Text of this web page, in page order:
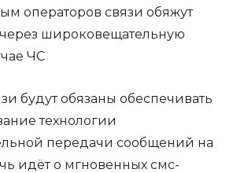
операторов связи обяжут
широковещательную
ЧС
будут обязаны обеспечивать
технологии
передачи сообщений на
идёт о мгновенных смс-